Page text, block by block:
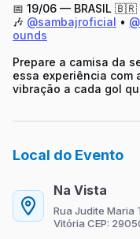
📅 19/06 — BRASIL
🎶 @sambajroficial •
ounds
Prepare a camisa da
essa experiência com
vibração a cada gol
Local do Evento
Na Vista
Rua Judite Maria
Vitória CEP: